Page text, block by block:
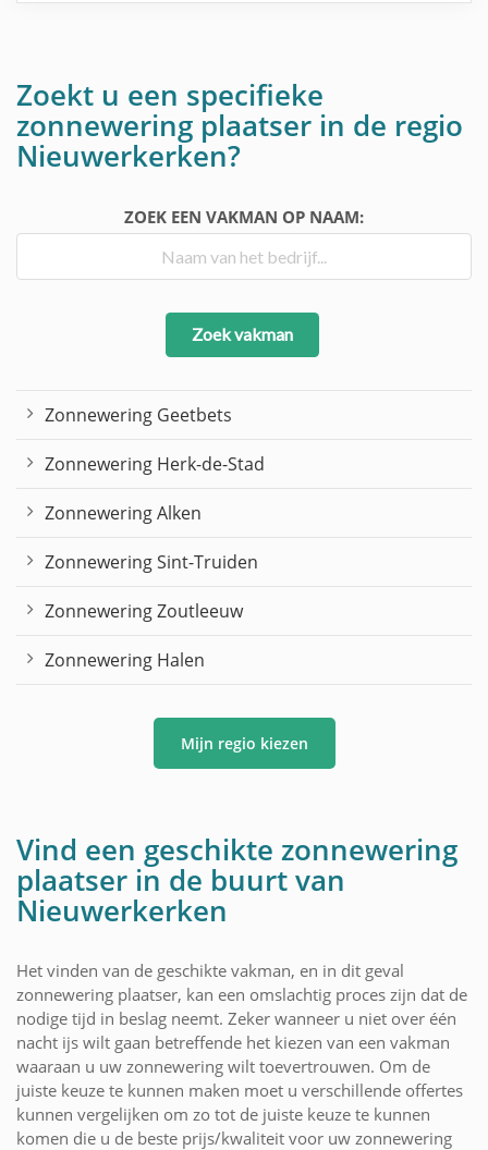
Zoekt u een specifieke
zonnewering plaatser in de regio
Nieuwerkerken?
ZOEK EEN VAKMAN OP NAAM:
Zoek vakman
Zonnewering Geetbets
Zonnewering Herk-de-Stad
Zonnewering Alken
Zonnewering Sint-Truiden
Zonnewering Zoutleeuw
Zonnewering Halen
Mijn regio kiezen
Vind een geschikte zonnewering
plaatser in de buurt van
Nieuwerkerken
Het vinden van de geschikte vakman, en in dit geval
zonnewering plaatser, kan een omslachtig proces zijn dat de
nodige tijd in beslag neemt. Zeker wanneer u niet over één
nacht ijs wilt gaan betreffende het kiezen van een vakman
waaraan u uw zonnewering wilt toevertrouwen. Om de
juiste keuze te kunnen maken moet u verschillende offertes
kunnen vergelijken om zo tot de juiste keuze te kunnen
komen die u de beste prijs/kwaliteit voor uw zonnewering